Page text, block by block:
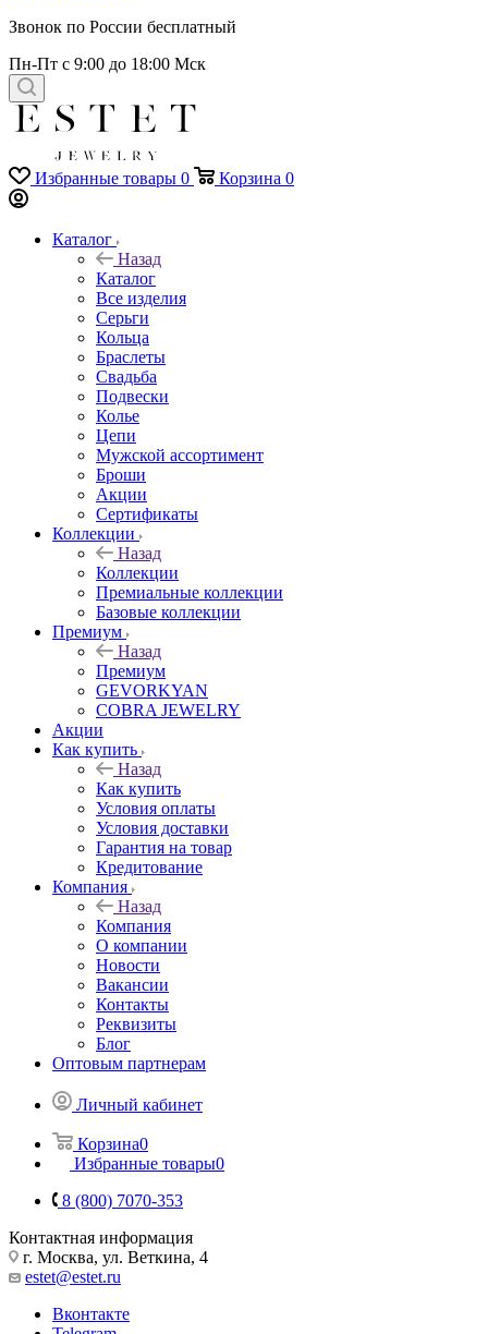
Звонок по России бесплатный
Пн-Пт с 9:00 до 18:00 Мск
Избранные товары 0 Корзина 0
Каталог
Назад
Каталог
Все изделия
Серьги
Кольца
Браслеты
Свадьба
Подвески
Колье
Цепи
Мужской ассортимент
Броши
Акции
Сертификаты
Коллекции
Назад
Коллекции
Премиальные коллекции
Базовые коллекции
Премиум
Назад
Премиум
GEVORKYAN
COBRA JEWELRY
Акции
Как купить
Назад
Как купить
Условия оплаты
Условия доставки
Гарантия на товар
Кредитование
Компания
Назад
Компания
О компании
Новости
Вакансии
Контакты
Реквизиты
Блог
Оптовым партнерам
Личный кабинет
Корзина0
Избранные товары0
8 (800) 7070-353
Контактная информация
г. Москва, ул. Веткина, 4
estet@estet.ru
Вконтакте